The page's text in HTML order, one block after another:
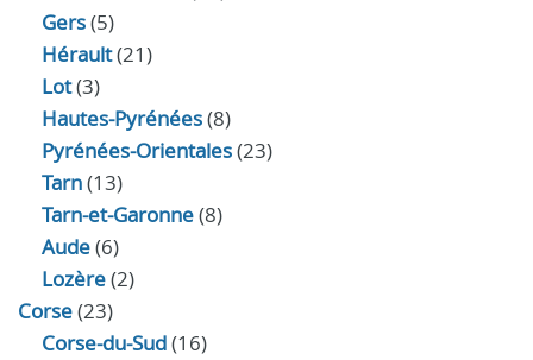
Gers(5)
Hérault(21)
Lot(3)
Hautes-Pyrénées(8)
Pyrénées-Orientales(23)
Tarn(13)
Tarn-et-Garonne(8)
Aude(6)
Lozère(2)
Corse(23)
Corse-du-Sud(16)